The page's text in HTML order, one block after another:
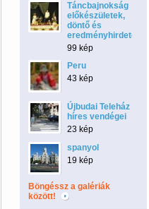
Táncbajnokság
előkészületek,
döntő és
eredményhirdetés
99 kép
Peru
43 kép
Újbudai Teleház
híres vendégei
23 kép
spanyol
19 kép
Böngéssz a galériák
között!